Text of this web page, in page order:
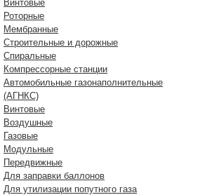
Винтовые
Роторные
Мембранные
Строительные и дорожные
Спиральные
Компрессорные станции
Автомобильные газонаполнительные
(АГНКС)
Винтовые
Воздушные
Газовые
Модульные
Передвижные
Для заправки баллонов
Для утилизации попутного газа